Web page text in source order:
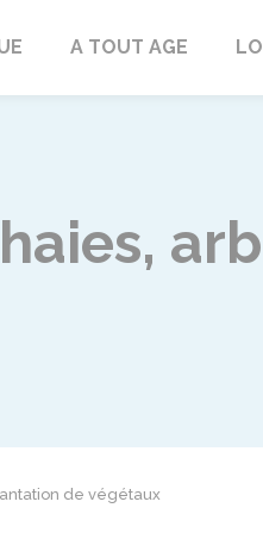
A TOUT AGE
de végétaux